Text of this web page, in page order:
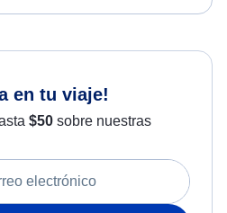
en tu viaje!
$50sobre nuestras